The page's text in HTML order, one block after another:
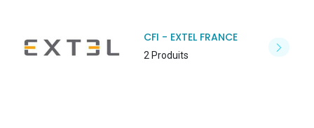
CFI - EXTEL FRANCE
2 Produits